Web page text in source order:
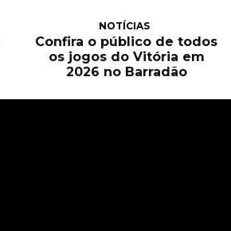
NOTÍCIAS
Confira o público de todos
os jogos do Vitória em
2026 no Barradão